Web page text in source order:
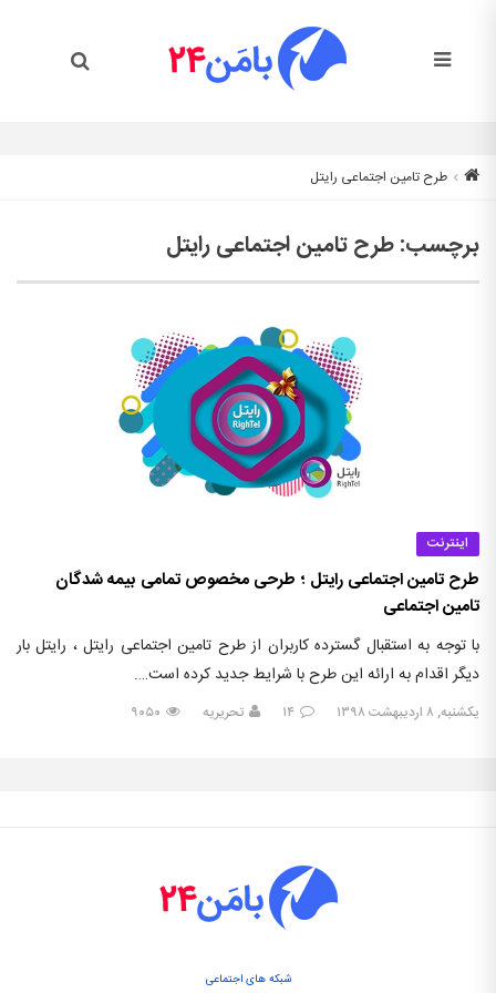
طرح تامین اجتماعی رایتل
برچسب:طرح تامین اجتماعی رایتل
اینترنت
طرح تامین اجتماعی رایتل ؛ طرحی مخصوص تمامی بیمه شدگان
تامین اجتماعی
با توجه به استقبال گسترده کاربران از طرح تامین اجتماعی رایتل ، رایتل بار
دیگر اقدام به ارائه این طرح با شرایط جدید کرده است….
یکشنبه, ۸ اردیبهشت ۱۳۹۸ ۱۴ تحریریه ۹۰۵۰
شبکه های اجتماعی